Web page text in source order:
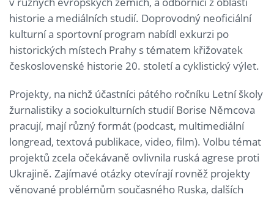
historie a mediálních studií. Doprovodný neoficiální
kulturní a sportovní program nabídl exkurzi po
historických místech Prahy s tématem křižovatek
československé historie 20. století a cyklistický výlet.
Projekty, na nichž účastníci pátého ročníku Letní školy
žurnalistiky a sociokulturních studií Borise Němcova
pracují, mají různý formát (podcast, multimediální
longread, textová publikace, video, film). Volbu témat
projektů zcela očekávaně ovlivnila ruská agrese proti
Ukrajině. Zajímavé otázky otevírají rovněž projekty
věnované problémům současného Ruska, dalších